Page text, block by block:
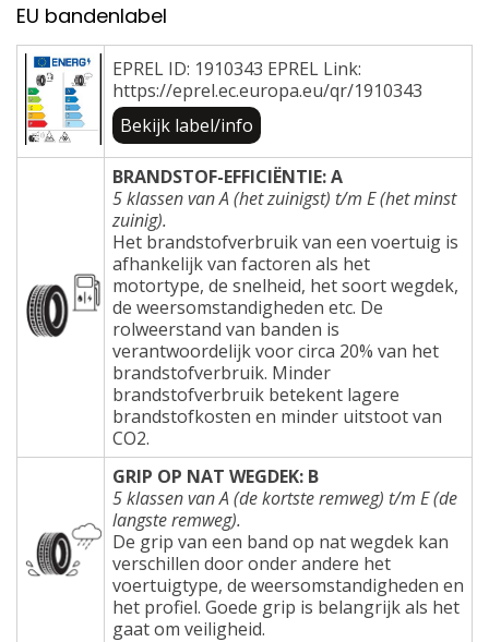
EU bandenlabel
EPREL ID: 1910343 EPREL Link:
https://eprel.ec.europa.eu/qr/1910343
Bekijk label/info
BRANDSTOF-EFFICIËNTIE: A
5 klassen van A (het zuinigst) t/m E (het minst
zuinig).
Het brandstofverbruik van een voertuig is
afhankelijk van factoren als het
motortype, de snelheid, het soort wegdek,
de weersomstandigheden etc. De
rolweerstand van banden is
verantwoordelijk voor circa 20% van het
brandstofverbruik. Minder
brandstofverbruik betekent lagere
brandstofkosten en minder uitstoot van
CO2.
GRIP OP NAT WEGDEK: B
5 klassen van A (de kortste remweg) t/m E (de
langste remweg).
De grip van een band op nat wegdek kan
verschillen door onder andere het
voertuigtype, de weersomstandigheden en
het profiel. Goede grip is belangrijk als het
gaat om veiligheid.